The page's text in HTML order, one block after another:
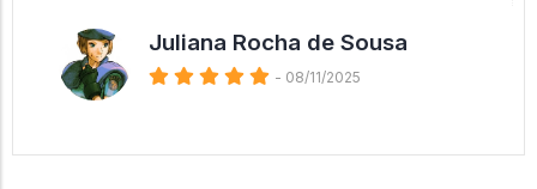
Juliana Rocha de Sousa
- 08/11/2025